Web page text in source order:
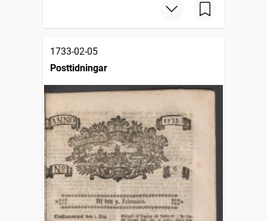
1733-02-05
Posttidningar